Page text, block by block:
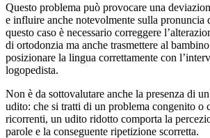
Questo problema può provocare una
e influire anche notevolmente sulla pronuncia
questo caso è necessario correggere
di ortodonzia ma anche trasmettere al
posizionare la lingua correttamente con
logopedista.
Non è da sottovalutare anche la presenza di
udito: che si tratti di un problema congenito o
ricorrenti, un udito ridotto comporta la
parole e la conseguente ripetizione scorretta.